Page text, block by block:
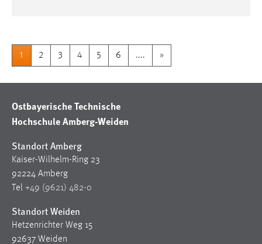
1 2 3 4 5 6 .... »
Ostbayerische Technische
Hochschule Amberg-Weiden
Standort Amberg
Kaiser-Wilhelm-Ring 23
92224 Amberg
Tel +49 (9621) 482-0
Standort Weiden
Hetzenrichter Weg 15
92637 Weiden